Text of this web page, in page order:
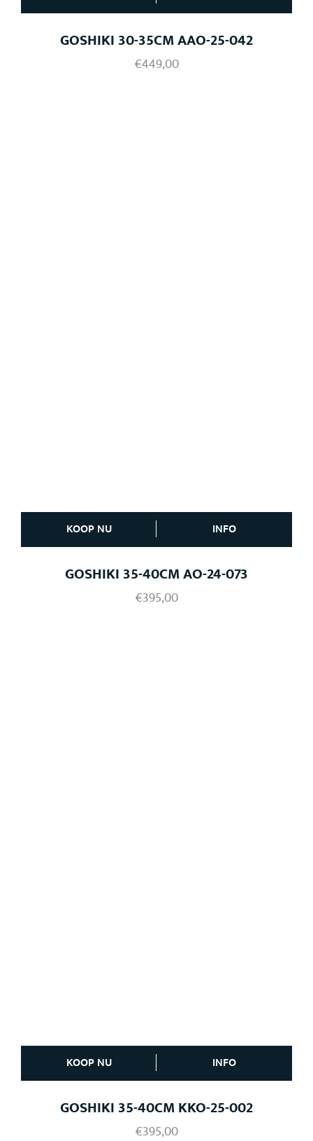
GOSHIKI 30-35CM AAO-25-042
€449,00
KOOP NU INFO
GOSHIKI 35-40CM AO-24-073
€395,00
KOOP NU INFO
GOSHIKI 35-40CM KKO-25-002
€395,00